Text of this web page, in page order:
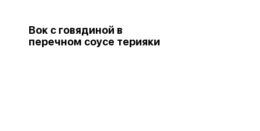
Вок с говядиной в
перечном соусе терияки